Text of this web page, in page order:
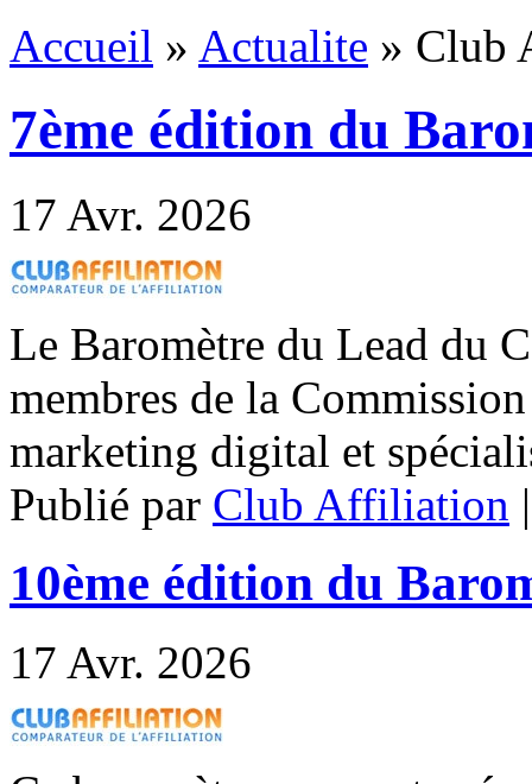
Accueil » Actualite » Club
7ème édition du
17 Avr. 2026
Le Baromètre du Lead du
membres de la
marketing digital et
Publié par Club Affiliation
10ème édition du
17 Avr. 2026